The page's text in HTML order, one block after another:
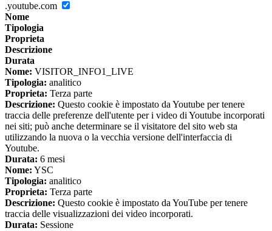
.youtube.com
Nome
Tipologia
Proprieta
Descrizione
Durata
Nome: VISITOR_INFO1_LIVE
Tipologia: analitico
Proprieta: Terza parte
Descrizione: Questo cookie è impostato da Youtube per tenere
traccia delle preferenze dell'utente per i video di Youtube incorporati
nei siti; può anche determinare se il visitatore del sito web sta
utilizzando la nuova o la vecchia versione dell'interfaccia di
Youtube.
Durata: 6 mesi
Nome: YSC
Tipologia: analitico
Proprieta: Terza parte
Descrizione: Questo cookie è impostato da YouTube per tenere
traccia delle visualizzazioni dei video incorporati.
Durata: Sessione